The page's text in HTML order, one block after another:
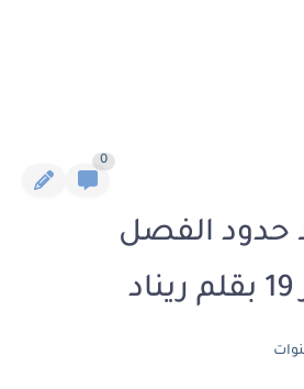
0
حدود الفصل